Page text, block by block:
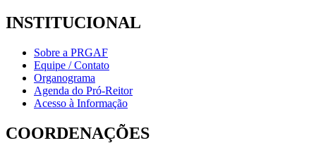
INSTITUCIONAL
Sobre a PRGAF
Equipe / Contato
Organograma
Agenda do Pró-Reitor
Acesso à Informação
COORDENAÇÕES